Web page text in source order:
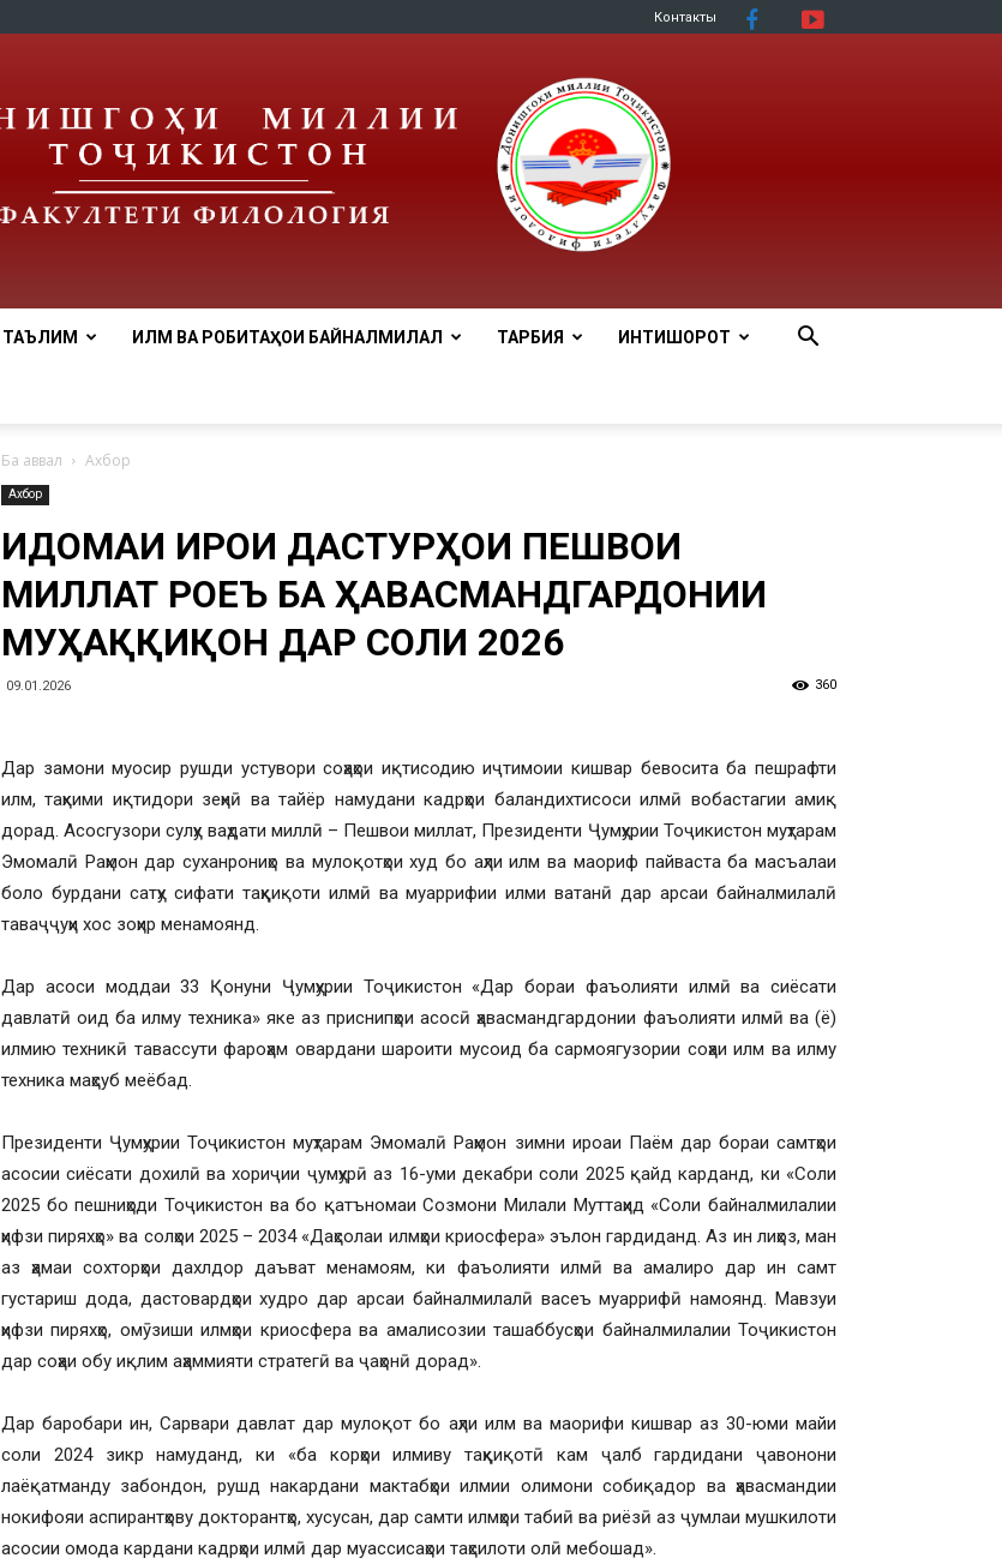
Контакты
ТАЪЛИМ ИЛМ ВА РОБИТАҲОИ БАЙНАЛМИЛАЛӢ ТАРБИЯ ИНТИШОРОТ
Ба аввал Ахбор
Ахбор
ИДОМАИ ИҶРОИ ДАСТУРҲОИ ПЕШВОИ
МИЛЛАТ РОҶЕЪ БА ҲАВАСМАНДГАРДОНИИ
МУҲАҚҚИҚОН ДАР СОЛИ 2026
09.01.2026 360
Дар замони муосир рушди устувори соҳаҳои иқтисодию иҷтимоии кишвар бевосита ба пешрафти
илм, таҳкими иқтидори зеҳнӣ ва тайёр намудани кадрҳои баландихтисоси илмӣ вобастагии амиқ
дорад. Асосгузори сулҳу ваҳдати миллӣ – Пешвои миллат, Президенти Ҷумҳурии Тоҷикистон муҳтарам
Эмомалӣ Раҳмон дар суханрониҳо ва мулоқотҳои худ бо аҳли илм ва маориф пайваста ба масъалаи
боло бурдани сатҳу сифати таҳқиқоти илмӣ ва муаррифии илми ватанӣ дар арсаи байналмилалӣ
таваҷҷуҳи хос зоҳир менамоянд.
Дар асоси моддаи 33 Қонуни Ҷумҳурии Тоҷикистон «Дар бораи фаъолияти илмӣ ва сиёсати
давлатӣ оид ба илму техника» яке аз приснипҳои асосӣ ҳавасмандгардонии фаъолияти илмӣ ва (ё)
илмию техникӣ тавассути фароҳам овардани шароити мусоид ба сармоягузории соҳаи илм ва илму
техника маҳсуб меёбад.
Президенти Ҷумҳурии Тоҷикистон муҳтарам Эмомалӣ Раҳмон зимни ироаи Паём дар бораи самтҳои
асосии сиёсати дохилӣ ва хориҷии ҷумҳурӣ аз 16-уми декабри соли 2025 қайд карданд, ки «Соли
2025 бо пешниҳоди Тоҷикистон ва бо қатъномаи Созмони Милали Муттаҳид «Соли байналмилалии
ҳифзи пиряхҳо» ва солҳои 2025 – 2034 «Даҳсолаи илмҳои криосфера» эълон гардиданд. Аз ин лиҳоз, ман
аз ҳамаи сохторҳои дахлдор даъват менамоям, ки фаъолияти илмӣ ва амалиро дар ин самт
густариш дода, дастовардҳои худро дар арсаи байналмилалӣ васеъ муаррифӣ намоянд. Мавзуи
ҳифзи пиряхҳо, омӯзиши илмҳои криосфера ва амалисозии ташаббусҳои байналмилалии Тоҷикистон
дар соҳаи обу иқлим аҳаммияти стратегӣ ва ҷаҳонӣ дорад».
Дар баробари ин, Сарвари давлат дар мулоқот бо аҳли илм ва маорифи кишвар аз 30-юми майи
соли 2024 зикр намуданд, ки «ба корҳои илмиву таҳқиқотӣ кам ҷалб гардидани ҷавонони
лаёқатманду забондон, рушд накардани мактабҳои илмии олимони собиқадор ва ҳавасмандии
нокифояи аспирантҳову докторантҳо, хусусан, дар самти илмҳои табиӣ ва риёзӣ аз ҷумлаи мушкилоти
асосии омода кардани кадрҳои илмӣ дар муассисаҳои таҳсилоти олӣ мебошад».